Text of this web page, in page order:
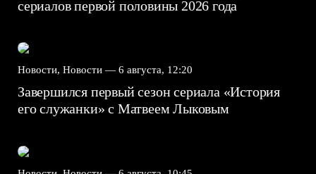
сериалов первой половины 2026 года
Новости, Новости — 6 августа, 12:20
Завершился первый сезон сериала «История
его служанки» с Матвеем Лыковым